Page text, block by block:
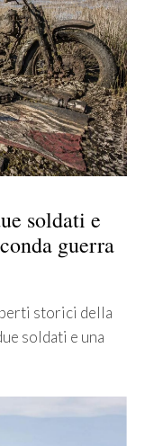
soldati e
guerra
storici della
soldati e una